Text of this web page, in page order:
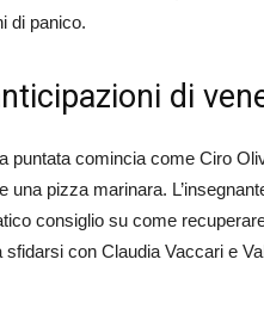
di panico.
di
puntata comincia come Ciro
una pizza marinara.
consiglio su come
con Claudia Vaccari e